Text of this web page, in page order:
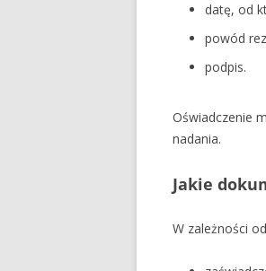
datę, od
powód
podpis.
Oświadczenie
nadania.
Jakie
W zależności